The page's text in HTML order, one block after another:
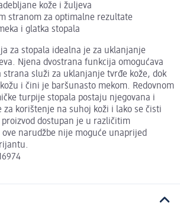
kože i žuljeva
stranom za optimalne rezultate
i glatka stopala
za stopala idealna je za uklanjanje
Njena dvostrana funkcija omogućava
služi za uklanjanje tvrđe kože, dok
i čini je baršunasto mekom. Redovnom
turpije stopala postaju njegovana i
za korištenje na suhoj koži i lako se čisti
dostupan je u različitim
narudžbe nije moguće unaprijed